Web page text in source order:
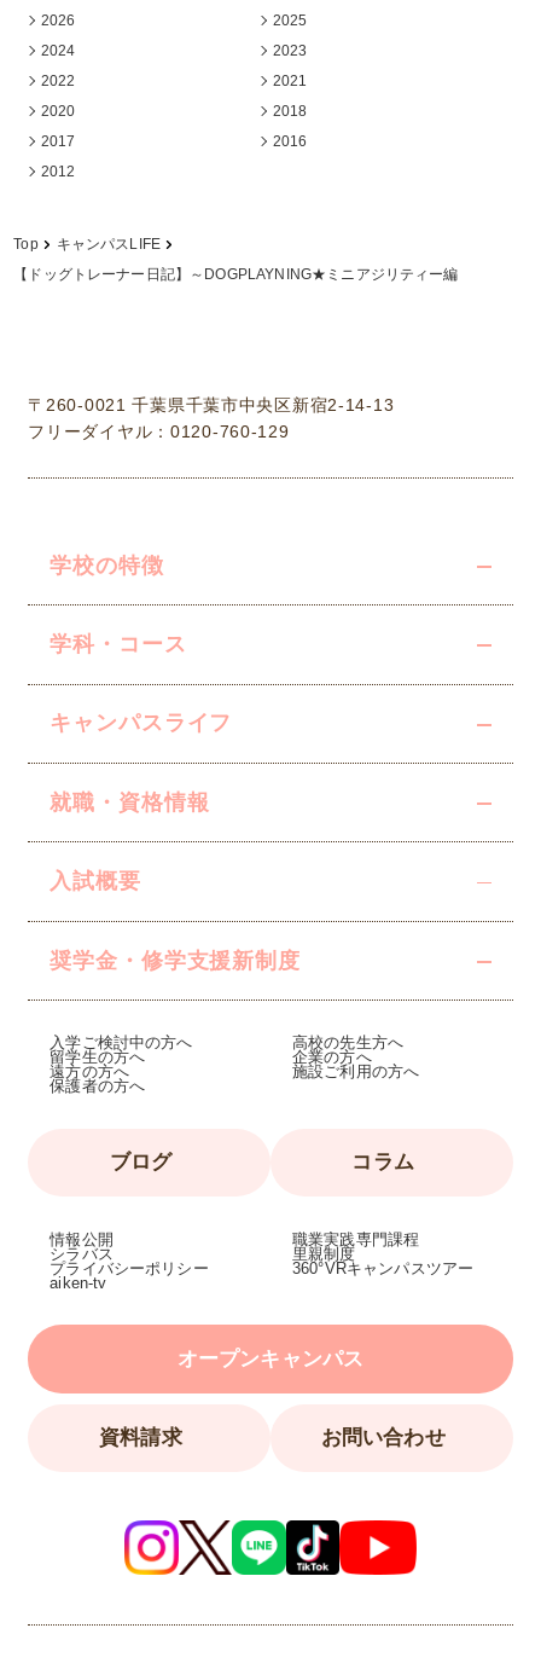
2026
2025
2024
2023
2022
2021
2020
2018
2017
2016
2012
Top
キャンパスLIFE
【ドッグトレーナー日記】～DOGPLAYNING★ミニアジリティー編
学校の特徴
学科・コース
キャンパスライフ
就職・資格情報
入試概要
奨学金・修学支援新制度
ブログ コラム
入学ご検討中の方へ
留学生の方へ
遠方の方へ
保護者の方へ
高校の先生方へ
企業の方へ
施設ご利用の方へ
職業実践専門課程
情報公開
シラバス
プライバシーポリシー
360°VRキャンパスツアー
里親制度
aiken-tv
オープンキャンパス
資料請求 お問い合わせ
〒260-0021 千葉県千葉市中央区新宿2-14-13
フリーダイヤル：0120-760-129